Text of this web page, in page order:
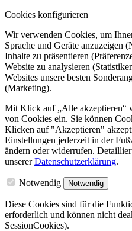
Cookies konfigurieren
Wir verwenden Cookies, um
Sprache und Geräte anzuzeigen
Inhalte zu präsentieren
Website zu analysieren
Websites unsere besten
(Marketing).
Mit Klick auf „Alle akzeptieren“
von Cookies ein. Sie können
Klicken auf "Akzeptieren"
Einstellungen jederzeit in der
ändern oder widerrufen.
unsererDatenschutzerklärung.
Notwendig Notwendig
Diese Cookies sind für die
erforderlich und können nicht
SessionCookies).